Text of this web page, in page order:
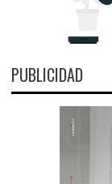
PUBLICIDAD